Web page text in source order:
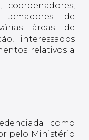
tomadores de
áreas de
interessados
relativos a
como
pelo Ministério